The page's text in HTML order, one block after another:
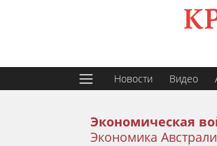
Новости Видео
Экономическая
Экономика